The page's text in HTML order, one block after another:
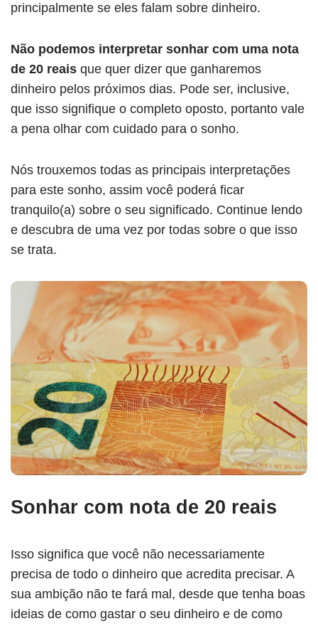
principalmente se eles falam sobre dinheiro.
Não podemos interpretar sonhar com uma nota
de 20 reais que quer dizer que ganharemos
dinheiro pelos próximos dias. Pode ser, inclusive,
que isso signifique o completo oposto, portanto vale
a pena olhar com cuidado para o sonho.
Nós trouxemos todas as principais interpretações
para este sonho, assim você poderá ficar
tranquilo(a) sobre o seu significado. Continue lendo
e descubra de uma vez por todas sobre o que isso
se trata.
Sonhar com nota de 20 reais
Isso significa que você não necessariamente
precisa de todo o dinheiro que acredita precisar. A
sua ambição não te fará mal, desde que tenha boas
ideias de como gastar o seu dinheiro e de como